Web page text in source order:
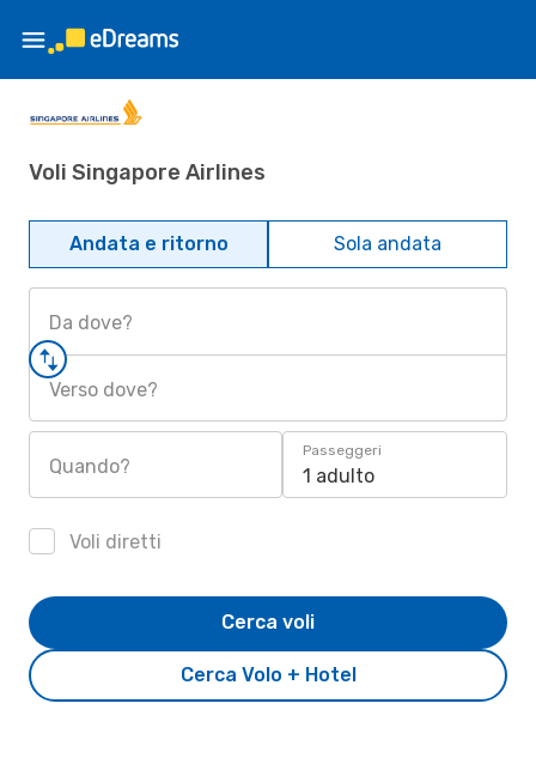
Voli Singapore Airlines
Andata e ritorno Sola andata
Da dove?
Verso dove?
Quando?
Passeggeri
1 adulto
Voli diretti
Cerca Volo + Hotel
Cerca voli